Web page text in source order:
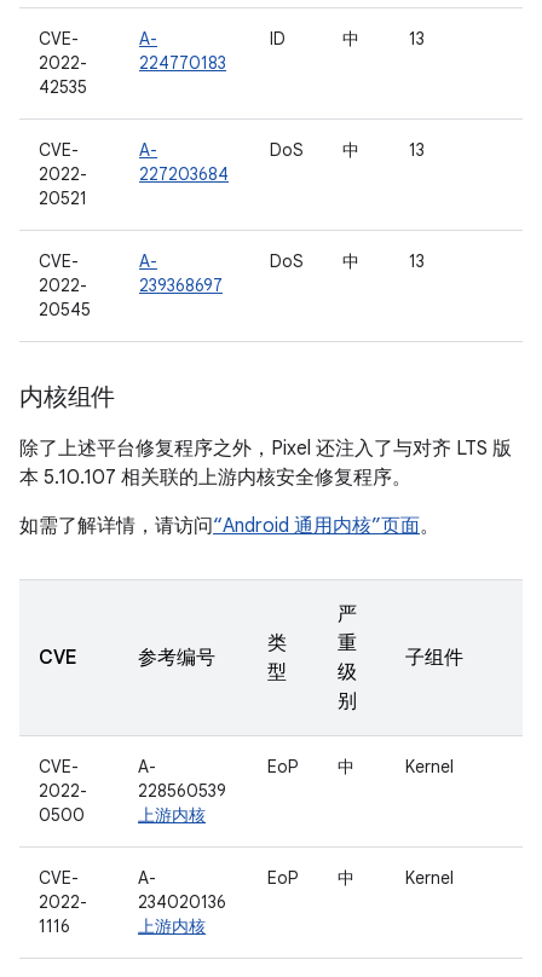
CVE-
2022-
42535
A-
224770183
ID 中 13
CVE-
2022-
20521
A-
227203684
DoS 中 13
CVE-
2022-
20545
A-
239368697
DoS 中 13
内核组件
除了上述平台修复程序之外，Pixel 还注入了与对齐 LTS 版
本 5.10.107 相关联的上游内核安全修复程序。
如需了解详情，请访问“Android 通用内核”页面。
CVE 参考编号
类
型
严
重
级
别
子组件
CVE-
2022-
0500
A-
228560539
上游内核
EoP 中 Kernel
CVE-
2022-
1116
A-
234020136
上游内核
EoP 中 Kernel